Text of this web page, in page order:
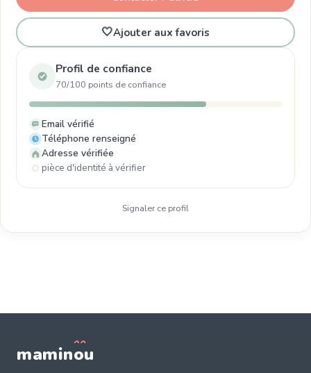
🤍Ajouter aux favoris
Profil de confiance
70/100 points de confiance
Email vérifié
Téléphone renseigné
Adresse vérifiée
pièce d'identité à vérifier
Signaler ce profil
maminou